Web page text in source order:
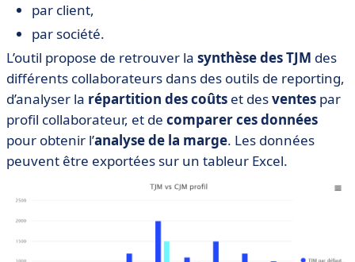
par client,
par société.
L’outil propose de retrouver la synthèse des TJM des
différents collaborateurs dans des outils de reporting,
d’analyser la répartition des coûts et desventes par
profil collaborateur, et de comparer ces données
pour obtenir l’analyse de la marge. Les données
peuvent être exportées sur un tableur Excel.